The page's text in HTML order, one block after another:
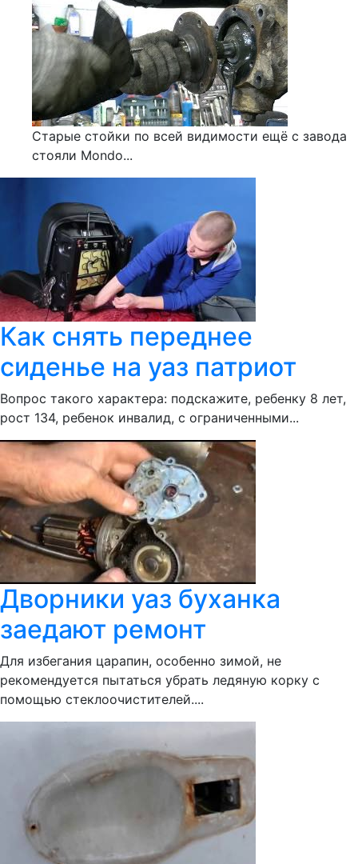
Старые стойки по всей видимости ещё с завода
стояли Mondo...
Как снять переднее
сиденье на уаз патриот
Вопрос такого характера: подскажите, ребенку 8 лет,
рост 134, ребенок инвалид, с ограниченными...
Дворники уаз буханка
заедают ремонт
Для избегания царапин, особенно зимой, не
рекомендуется пытаться убрать ледяную корку с
помощью стеклоочистителей....